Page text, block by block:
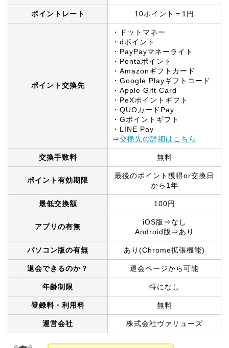
ポイントレート 10ポイント＝1円
ポイント交換先
・ドットマネー
・dポイント
・PayPayマネーライト
・Pontaポイント
・Amazonギフトカード
・Google Playギフトコード
・Apple Gift Card
・PeXポイントギフト
・QUOカードPay
・Gポイントギフト
・LINE Pay
⇒交換先の詳細はこちら
交換手数料 無料
ポイント有効期限
最後のポイント獲得or交換日
から1年
最低交換額 100円
アプリの有無
iOS版⇒なし
Android版⇒あり
パソコン版の有無 あり(Chrome拡張機能)
退会できるのか？ 退会ページから可能
年齢制限 特になし
登録料・利用料 無料
運営会社 株式会社ヴァリューズ